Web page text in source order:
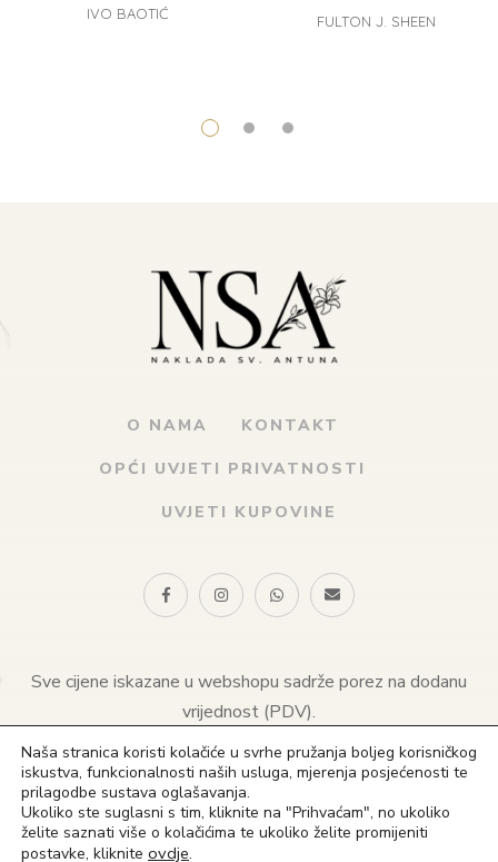
IVO BAOTIĆ FULTON J. SHEEN
O NAMA KONTAKT
OPĆI UVJETI PRIVATNOSTI
UVJETI KUPOVINE
Sve cijene iskazane u webshopu sadrže porez na dodanu
vrijednost (PDV).
© 2021 Naklada sv. Antuna. Sva prava pridržana
(+385) 1 4828 823
(+385) 91 4828 823
Naša stranica koristi kolačiće u svrhe pružanja boljeg korisničkog
iskustva, funkcionalnosti naših usluga, mjerenja posjećenosti te
prilagodbe sustava oglašavanja.
Ukoliko ste suglasni s tim, kliknite na "Prihvaćam", no ukoliko
želite saznati više o kolačićima te ukoliko želite promijeniti
postavke, kliknite ovdje.